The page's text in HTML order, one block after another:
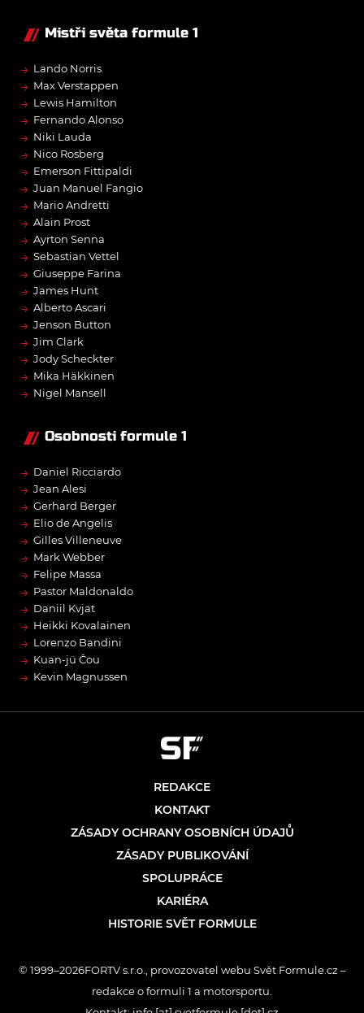
Mistři světa formule 1
→ Lando Norris
→ Max Verstappen
→ Lewis Hamilton
→ Fernando Alonso
→ Niki Lauda
→ Nico Rosberg
→ Emerson Fittipaldi
→ Juan Manuel Fangio
→ Mario Andretti
→ Alain Prost
→ Ayrton Senna
→ Sebastian Vettel
→ Giuseppe Farina
→ James Hunt
→ Alberto Ascari
→ Jenson Button
→ Jim Clark
→ Jody Scheckter
→ Mika Häkkinen
→ Nigel Mansell
Osobnosti formule 1
→ Daniel Ricciardo
→ Jean Alesi
→ Gerhard Berger
→ Elio de Angelis
→ Gilles Villeneuve
→ Mark Webber
→ Felipe Massa
→ Pastor Maldonaldo
→ Daniil Kvjat
→ Heikki Kovalainen
→ Lorenzo Bandini
→ Kuan-jü Čou
→ Kevin Magnussen
REDAKCE
KONTAKT
ZÁSADY OCHRANY OSOBNÍCH ÚDAJŮ
ZÁSADY PUBLIKOVÁNÍ
SPOLUPRÁCE
KARIÉRA
HISTORIE SVĚT FORMULE
© 1999–2026FORTV s.r.o., provozovatel webu Svět Formule.cz –
redakce o formuli 1 a motorsportu.